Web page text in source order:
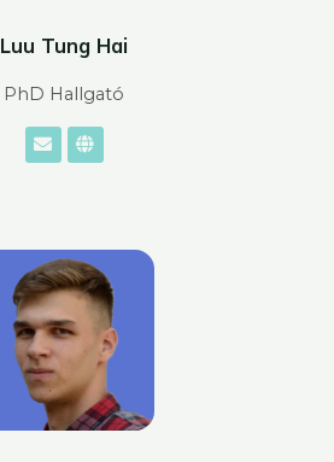
Luu Tung Hai
PhD Hallgató